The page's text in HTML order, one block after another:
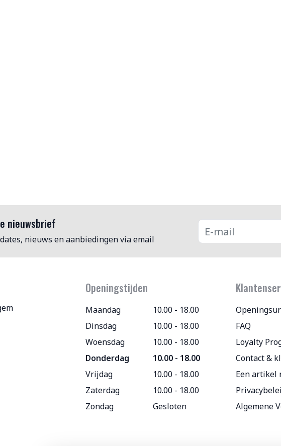
nieuwsbrief
nieuws en aanbiedingen via email
Openingstijden
Maandag
10.00 - 18.00
Dinsdag
10.00 - 18.00
Woensdag
10.00 - 18.00
Donderdag
10.00 - 18.00
Vrijdag
10.00 - 18.00
Zaterdag
10.00 - 18.00
Zondag
Gesloten
FAQ
Loyalty
Contact &
Een artikel
Algemene